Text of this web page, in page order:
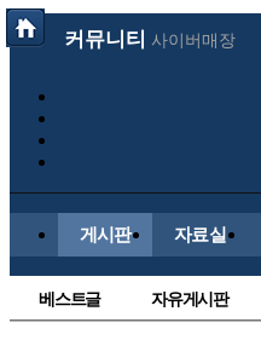
커뮤니티 사이버매장
게시판 자료실
베스트글 자유게시판